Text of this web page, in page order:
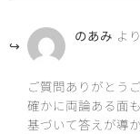
のあみ よ
ご質問ありがとう
確かに両論ある面
基づいて答えが導